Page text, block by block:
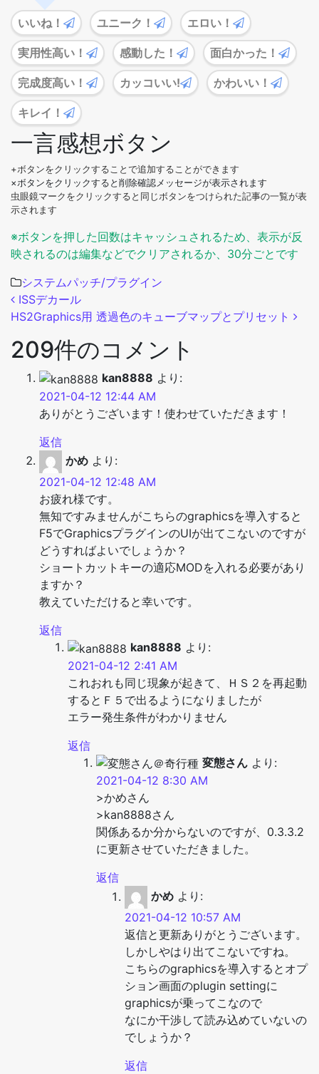
いいね！ ユニーク！ エロい！
実用性高い！ 感動した！ 面白かった！
完成度高い！ カッコいい! かわいい！
キレイ！
一言感想ボタン
+ボタンをクリックすることで追加することができます
×ボタンをクリックすると削除確認メッセージが表示されます
虫眼鏡マークをクリックすると同じボタンをつけられた記事の一覧が表
示されます
※ボタンを押した回数はキャッシュされるため、表示が反
映されるのは編集などでクリアされるか、30分ごとです
システムパッチ/プラグイン
投稿ナビゲーション
ISSデカール
HS2Graphics用 透過色のキューブマップとプリセット
209件のコメント
kan8888 より:
2021-04-12 12:44 AM
ありがとうございます！使わせていただきます！
返信
かめ より:
2021-04-12 12:48 AM
お疲れ様です。
無知ですみませんがこちらのgraphicsを導入すると
F5でGraphicsプラグインのUIが出てこないのですが
どうすればよいでしょうか？
ショートカットキーの適応MODを入れる必要があり
ますか？
教えていただけると幸いです。
返信
kan8888 より:
2021-04-12 2:41 AM
これおれも同じ現象が起きて、ＨＳ２を再起動
するとＦ５で出るようになりましたが
エラー発生条件がわかりません
返信
変態さん より:
2021-04-12 8:30 AM
>かめさん
>kan8888さん
関係あるか分からないのですが、0.3.3.2
に更新させていただきました。
返信
かめ より:
2021-04-12 10:57 AM
返信と更新ありがとうございます。
しかしやはり出てこないですね。
こちらのgraphicsを導入するとオプ
ション画面のplugin settingに
graphicsが乗ってこなので
なにか干渉して読み込めていないの
でしょうか？
返信